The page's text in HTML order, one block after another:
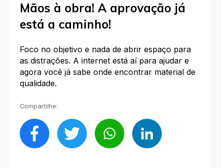
Mãos à obra! A aprovação já
está a caminho!
Foco no objetivo e nada de abrir espaço para
as distrações. A internet está aí para ajudar e
agora você já sabe onde encontrar material de
qualidade.
Compartilhe: